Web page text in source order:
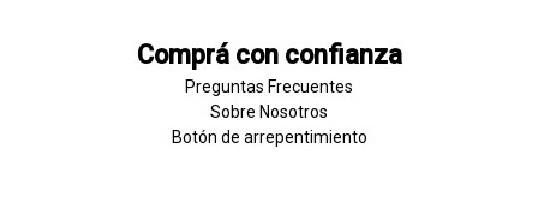
Comprá con confianza
Preguntas Frecuentes
Sobre Nosotros
Botón de ​arrepentim​​​iento